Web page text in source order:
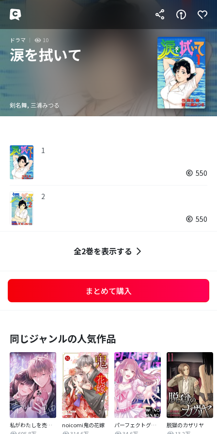
ドラマ 10
涙を拭いて
剣名舞, 三浦みつる
1
550
2
550
全2巻を表示する
まとめて購入
同じジャンルの人気作品
私がわたしを売る理由
noicomi鬼の花嫁
パーフェクトグリッター
脱獄のカザリヤ